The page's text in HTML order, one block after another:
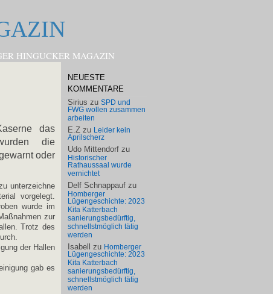
HINGUCKER MAGAZIN
das
die
oder
unterzeichne
vorgelegt.
wurde im
zur
Trotz des
der Hallen
gab es
NEUESTE
KOMMENTARE
Sirius zu SPD und
FWG wollen zusammen
arbeiten
E.Z zu Leider kein
Aprilscherz
Udo Mittendorf zu
Historischer
Rathaussaal wurde
vernichtet
Delf Schnappauf zu
Homberger
Lügengeschichte: 2023
Kita Katterbach
sanierungsbedürftig,
schnellstmöglich tätig
werden
Isabell
zu Homberger
Lügengeschichte: 2023
Kita Katterbach
sanierungsbedürftig,
schnellstmöglich tätig
werden